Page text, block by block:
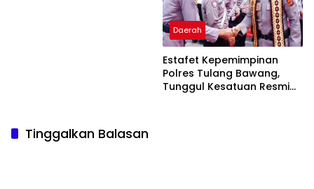
Daerah
Estafet Kepemimpinan
Polres Tulang Bawang,
Tunggul Kesatuan Resmi
Tinggalkan Balasan